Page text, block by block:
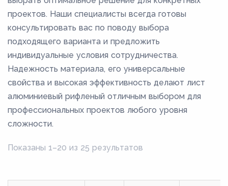
проектов. Наши специалисты всегда готовы
консультировать вас по поводу выбора
подходящего варианта и предложить
индивидуальные условия сотрудничества.
Надежность материала, его универсальные
свойства и высокая эффективность делают лист
алюминиевый рифленый отличным выбором для
профессиональных проектов любого уровня
сложности.
Показаны 1–20 из 25 результатов